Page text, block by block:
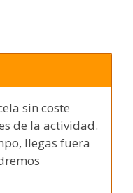
sin coste
de la actividad.
llegas fuera